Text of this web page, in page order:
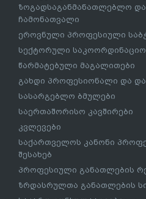
ზოგადსაგანმანათლებლო
ჩამონათვალი
ეროვნული პროფესიული
სექტორული საკოორდინაციო
წარმატებული მაგალითები
გახდი პროფესიონალი და
სასარგებლო ბმულები
საერთაშორისო კავშირები
კვლევები
საქართველოს კანონი
შესახებ
პროფესიული განათლების
ზრდასრულთა განათლების